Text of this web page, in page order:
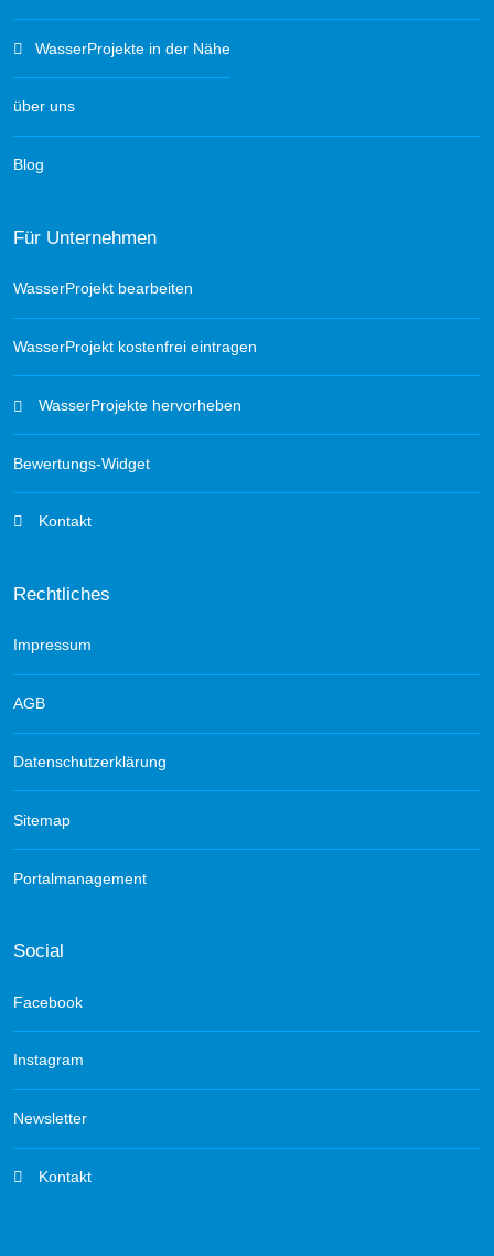
WasserProjekte in der Nähe
über uns
Blog
Für Unternehmen
WasserProjekt bearbeiten
WasserProjekt kostenfrei eintragen
WasserProjekte hervorheben
Bewertungs-Widget
Kontakt
Rechtliches
Impressum
AGB
Datenschutzerklärung
Sitemap
Portalmanagement
Social
Facebook
Instagram
Newsletter
Kontakt